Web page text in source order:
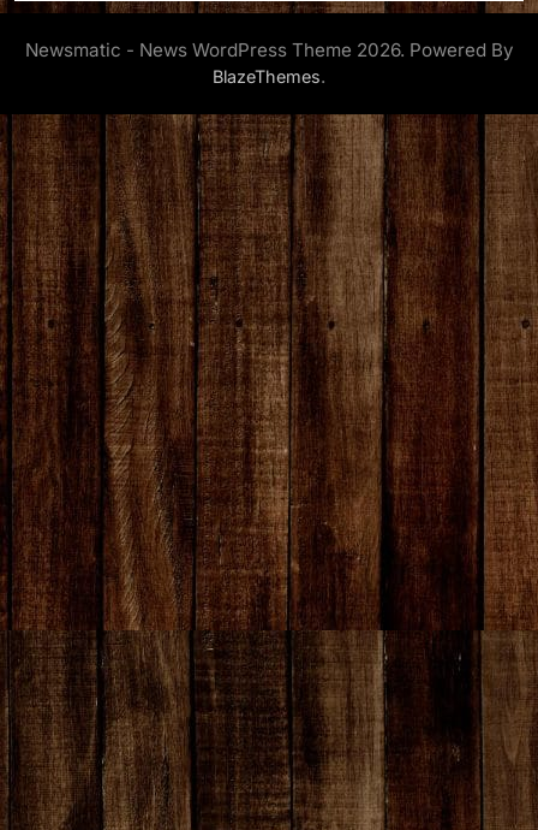
Newsmatic - News WordPress Theme 2026. Powered By
BlazeThemes.